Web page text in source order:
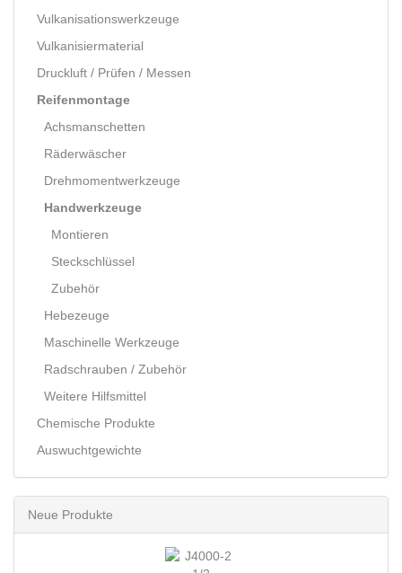
Vulkanisationswerkzeuge
Vulkanisiermaterial
Druckluft / Prüfen / Messen
Reifenmontage
Achsmanschetten
Räderwäscher
Drehmomentwerkzeuge
Handwerkzeuge
Montieren
Steckschlüssel
Zubehör
Hebezeuge
Maschinelle Werkzeuge
Radschrauben / Zubehör
Weitere Hilfsmittel
Chemische Produkte
Auswuchtgewichte
Neue Produkte